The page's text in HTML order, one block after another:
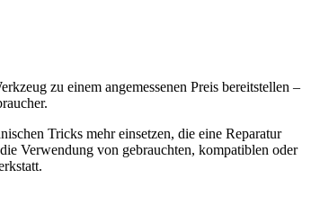
zu einem angemessenen Preis bereitstellen –
Tricks mehr einsetzen, die eine Reparatur
Verwendung von gebrauchten, kompatiblen oder